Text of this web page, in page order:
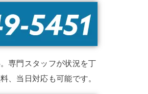
専門スタッフが状況を丁
、当日対応も可能です。